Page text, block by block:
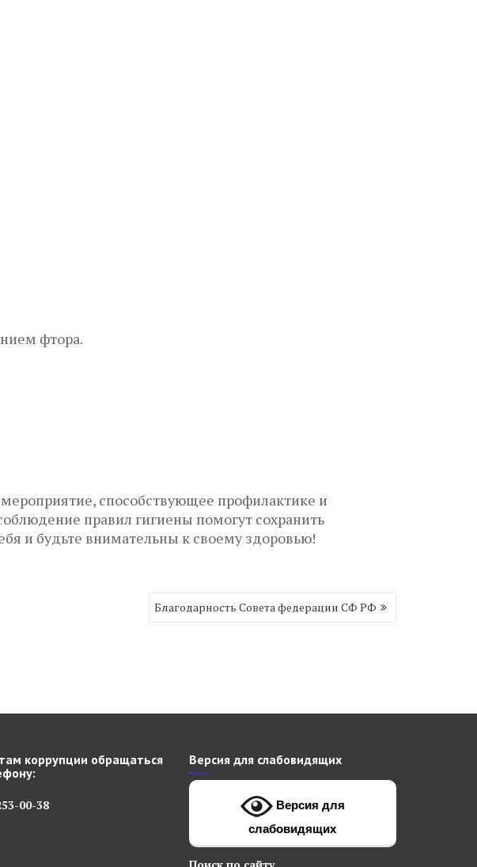
фтора.
способствующее профилактике и
правил гигиены помогут сохранить
и будьте внимательны к своему здоровью!
Благодарность Совета федерации СФ РФ
коррупции обращаться
00-38
Версия для слабовидящих
Версия для
слабовидящих